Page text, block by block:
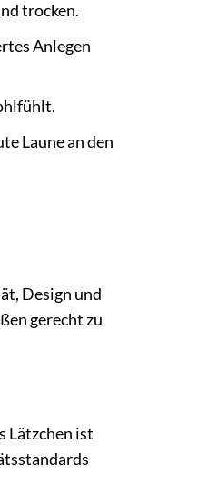
trocken.
Anlegen
Laune an den
Design und
gerecht zu
Lätzchen ist